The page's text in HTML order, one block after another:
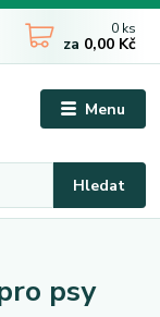
Menu
Hledat
0 ks
za 0,00 Kč
psy